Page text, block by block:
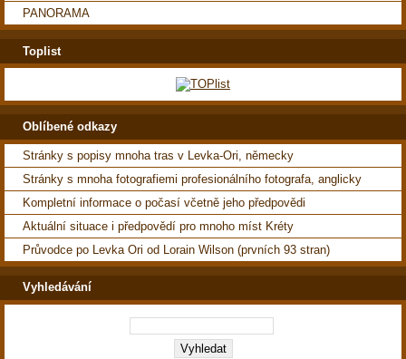
PANORAMA
Toplist
Oblíbené odkazy
Stránky s popisy mnoha tras v Levka-Ori, německy
Stránky s mnoha fotografiemi profesionálního fotografa, anglicky
Kompletní informace o počasí včetně jeho předpovědi
Aktuální situace i předpovědí pro mnoho míst Kréty
Průvodce po Levka Ori od Lorain Wilson (prvních 93 stran)
Vyhledávání